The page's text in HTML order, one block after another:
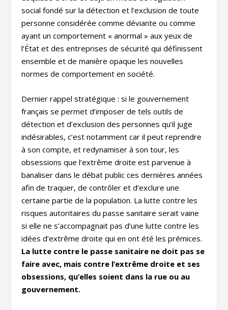
social fondé sur la détection et l’exclusion de toute
personne considérée comme déviante ou comme
ayant un comportement « anormal » aux yeux de
l’État et des entreprises de sécurité qui définissent
ensemble et de manière opaque les nouvelles
normes de comportement en société.
Dernier rappel stratégique : si le gouvernement
français se permet d’imposer de tels outils de
détection et d’exclusion des personnes qu’il juge
indésirables, c’est notamment car il peut reprendre
à son compte, et redynamiser à son tour, les
obsessions que l’extrême droite est parvenue à
banaliser dans le débat public ces dernières années
afin de traquer, de contrôler et d’exclure une
certaine partie de la population. La lutte contre les
risques autoritaires du passe sanitaire serait vaine
si elle ne s’accompagnait pas d’une lutte contre les
idées d’extrême droite qui en ont été les prémices.
La lutte contre le passe sanitaire ne doit pas se
faire avec, mais contre l’extrême droite et ses
obsessions, qu’elles soient dans la rue ou au
gouvernement.